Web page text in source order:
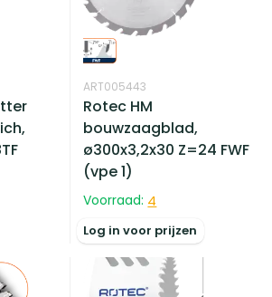
ART005443
Rotec HM
bouwzaagblad,
ø300x3,2x30 Z=24 FWF
(vpe 1)
Voorraad: 4
Log in voor prijzen